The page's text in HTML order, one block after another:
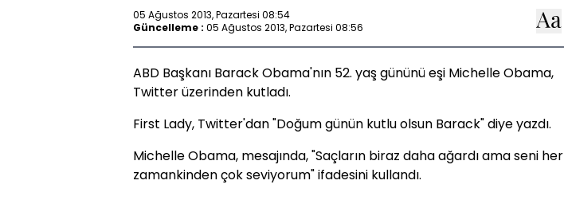
05 Ağustos 2013, Pazartesi 08:54
Güncelleme : 05 Ağustos 2013, Pazartesi 08:56
ABD Başkanı Barack Obama'nın 52. yaş gününü eşi Michelle Obama,
Twitter üzerinden kutladı.
First Lady, Twitter'dan "Doğum günün kutlu olsun Barack" diye yazdı.
Michelle Obama, mesajında, "Saçların biraz daha ağardı ama seni her
zamankinden çok seviyorum" ifadesini kullandı.